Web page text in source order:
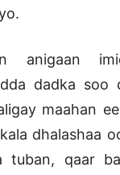
anigaan
dadka soo
maahan
dhalashaa
tuban, qaar